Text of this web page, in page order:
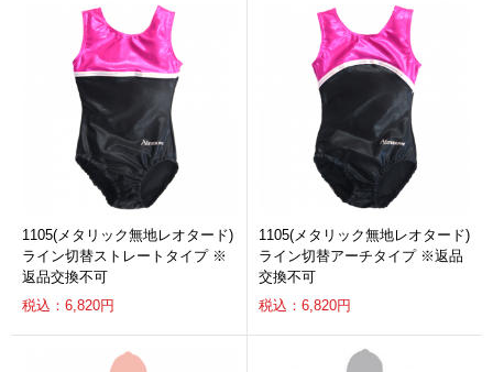
1105(メタリック無地レオタード)
ライン切替ストレートタイプ ※
返品交換不可
税込：6,820円
1105(メタリック無地レオタード)
ライン切替アーチタイプ ※返品
交換不可
税込：6,820円